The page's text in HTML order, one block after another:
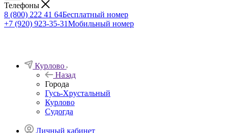
Телефоны
8 (800) 222 41 64Бесплатный номер
+7 (920) 923-35-31Мобильный номер
Курлово
Назад
Города
Гусь-Хрустальный
Курлово
Судогда
Личный кабинет